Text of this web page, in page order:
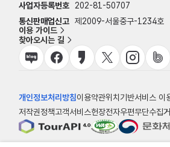
사업자등록번호
202-81-50707
통신판매업신고 제2009-서울중구-1234호
이용 가이드
찾아오시는 길
개인정보처리방침이용약관위치기반서비스 이
저작권정책고객서비스헌장전자우편무단수집